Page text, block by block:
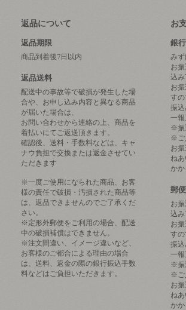
返品について
返品期限
商品到着後7日以内
返品送料
配送中の事故等で破損が発生した場
合や、お申し込み内容と異なる商品
が届いた場合は、
お問い合わせから連絡の上、商品を
着払いにてご返送頂きます。
確認後、送料・手数料などは、キャ
ナウ負担で交換または返金させてい
ただきます
※一度ご使用になられた商品、お客
様の責任で破損・汚損された商品等
は、返品できませんのでご了承くだ
さい。
※定形外郵便をご利用の場合、配送
中の破損補償はできません。
※注文間違い、イメージ違いなど、
お客様のご都合による理由の場合
は、送料、返金の際の銀行振込手数
料などはご負担いただきます。
お
銀
み
お
込み
お
すの
振
一報
※振
※ご
お
ね
かか
郵
お
込み
お
すの
振
一報
※振
※ご
お
ね
かか